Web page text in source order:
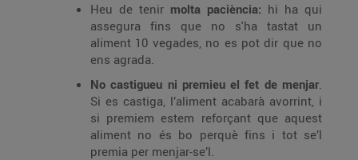
Heu de tenir molta paciència: hi ha qui
assegura fins que no s'ha tastat un
aliment 10 vegades, no es pot dir que no
ens agrada.
No castigueu ni premieu el fet de menjar.
Si es castiga, l’aliment acabarà avorrint, i
si premiem estem reforçant que aquest
aliment no és bo perquè fins i tot se’l
premia per menjar-se’l.